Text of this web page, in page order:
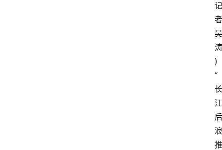
记
者
吴
涛
)
“
长
江
后
浪
推